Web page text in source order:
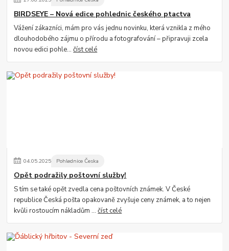
BIRDSEYE – Nová edice pohlednic českého ptactva
Vážení zákazníci, mám pro vás jednu novinku, která vznikla z mého
dlouhodobého zájmu o přírodu a fotografování – připravuji zcela
novou edici pohle...číst celé
04.05.2025 Pohlednice Česka
Opět podražily poštovní služby!
S tím se také opět zvedla cena poštovních známek. V České
republice Česká pošta opakovaně zvyšuje ceny známek, a to nejen
kvůli rostoucím nákladům ...číst celé